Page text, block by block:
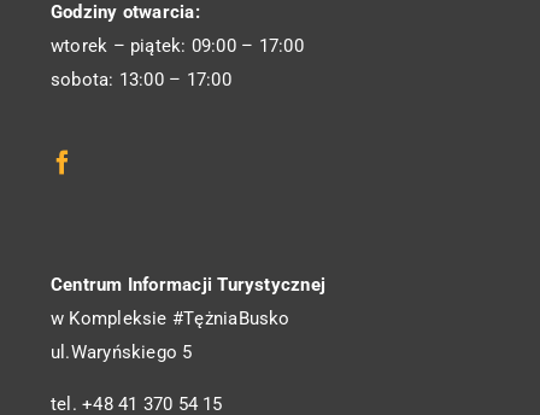
Godziny otwarcia:
wtorek – piątek: 09:00 – 17:00
sobota: 13:00 – 17:00
Centrum Informacji Turystycznej
w Kompleksie #TężniaBusko
ul.Waryńskiego 5
tel. +48 41 370 54 15